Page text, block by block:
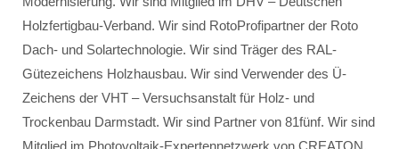
Holzfertigbau-Verband. Wir sind RotoProfipartner der Roto
Dach- und Solartechnologie. Wir sind Träger des RAL-
Gütezeichens Holzhausbau. Wir sind Verwender des Ü-
Zeichens der VHT – Versuchsanstalt für Holz- und
Trockenbau Darmstadt. Wir sind Partner von 81fünf. Wir sind